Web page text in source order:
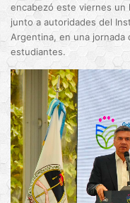
encabezó este viernes un
junto a autoridades del
Argentina, en una
estudiantes.